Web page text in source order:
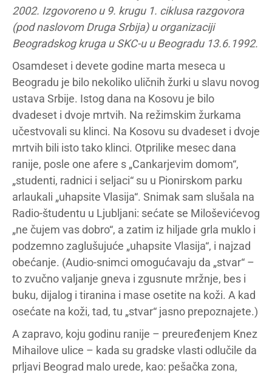
2002. Izgovoreno u 9. krugu 1. ciklusa razgovora
(pod naslovom Druga Srbija) u organizaciji
Beogradskog kruga u SKC-u u Beogradu 13.6.1992.
Osamdeset i devete godine marta meseca u
Beogradu je bilo nekoliko uličnih žurki u slavu novog
ustava Srbije. Istog dana na Kosovu je bilo
dvadeset i dvoje mrtvih. Na režimskim žurkama
učestvovali su klinci. Na Kosovu su dvadeset i dvoje
mrtvih bili isto tako klinci. Otprilike mesec dana
ranije, posle one afere s „Cankarjevim domom“,
„studenti, radnici i seljaci“ su u Pionirskom parku
arlaukali „uhapsite Vlasija“. Snimak sam slušala na
Radio-študentu u Ljubljani: sećate se Miloševićevog
„ne čujem vas dobro“, a zatim iz hiljade grla muklo i
podzemno zaglušujuće „uhapsite Vlasija“, i najzad
obećanje. (Audio-snimci omogućavaju da „stvar“ –
to zvučno valjanje gneva i zgusnute mržnje, bes i
buku, dijalog i tiranina i mase osetite na koži. A kad
osećate na koži, tad, tu „stvar“ jasno prepoznajete.)
A zapravo, koju godinu ranije – preuređenjem Knez
Mihailove ulice – kada su gradske vlasti odlučile da
prljavi Beograd malo urede, kao: pešačka zona,